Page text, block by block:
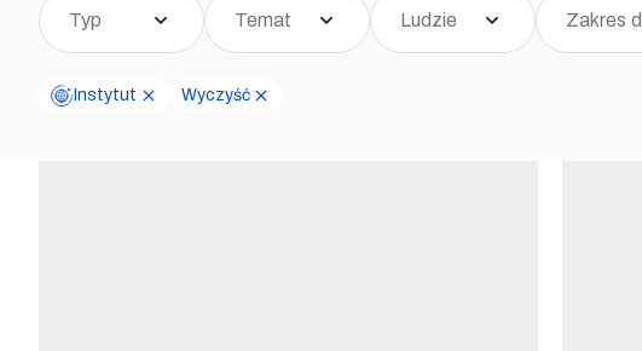
Typ Temat Ludzie Zakres
Instytut Wyczyść